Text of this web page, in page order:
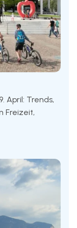
April: Trends,
Freizeit,